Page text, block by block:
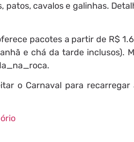
cavalos e galinhas.
pacotes a partir de R$
e chá da tarde inclusos).
o Carnaval para recarregar